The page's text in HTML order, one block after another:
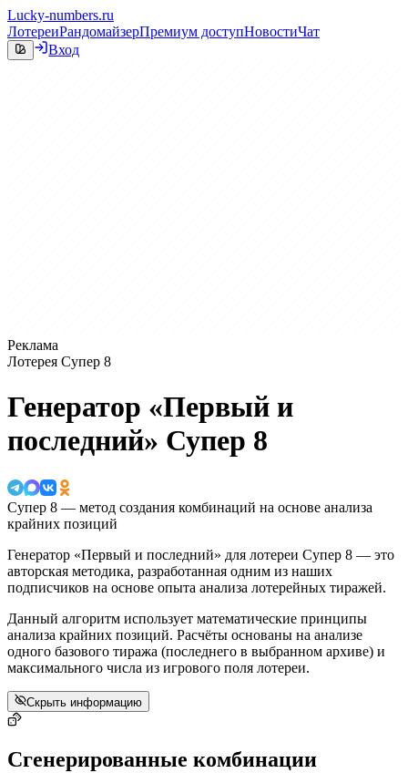
Lucky-numbers.ru
ЛотереиРандомайзерПремиум доступНовостиЧат
Вход
Реклама
Лотерея Супер 8
Генератор «Первый и
последний» Супер 8
Супер 8 — метод создания комбинаций на основе анализа
крайних позиций
Генератор «Первый и последний» для лотереи Супер 8 — это
авторская методика, разработанная одним из наших
подписчиков на основе опыта анализа лотерейных тиражей.
Данный алгоритм использует математические принципы
анализа крайних позиций. Расчёты основаны на анализе
одного базового тиража (последнего в выбранном архиве) и
максимального числа из игрового поля лотереи.
Скрыть информацию
Сгенерированные комбинации